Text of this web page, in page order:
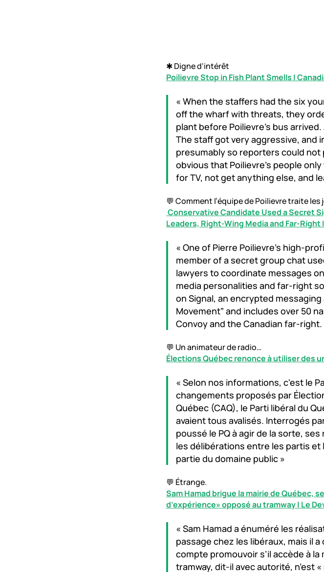
✱ Digne d'intérêt
Poilievre Stop in Fish Plant Smells |
« When the staffers had the six
off the wharf with threats, they
plant before Poilievre’s bus
The staff got very aggressive, and
presumably so reporters could not
obvious that Poilievre’s people
for TV, not get anything else, and
💬 Comment l’équipe de Poilievre traite
Conservative Candidate Used a Secret
Leaders, Right-Wing Media and Far-
« One of Pierre Poilievre’s high-
member of a secret group chat
lawyers to coordinate messages
media personalities and far-right
on Signal, an encrypted messaging
Movement” and includes over 50
Convoy and the Canadian far-right.
💬 Un animateur de radio…
Élections Québec renonce à utiliser des
« Selon nos informations, c'est le
changements proposés par
Québec (CAQ), le Parti libéral du
avaient tous avalisés. Interrogés
poussé le PQ à agir de la sorte,
les délibérations entre les partis
partie du domaine public »
💬 Étrange.
Sam Hamad brigue la mairie de Québec,
d’expérience» opposé au tramway | Le
« Sam Hamad a énuméré les
passage chez les libéraux, mais il
compte promouvoir s’il accède à
tramway, dit-il avec autorité, n’est